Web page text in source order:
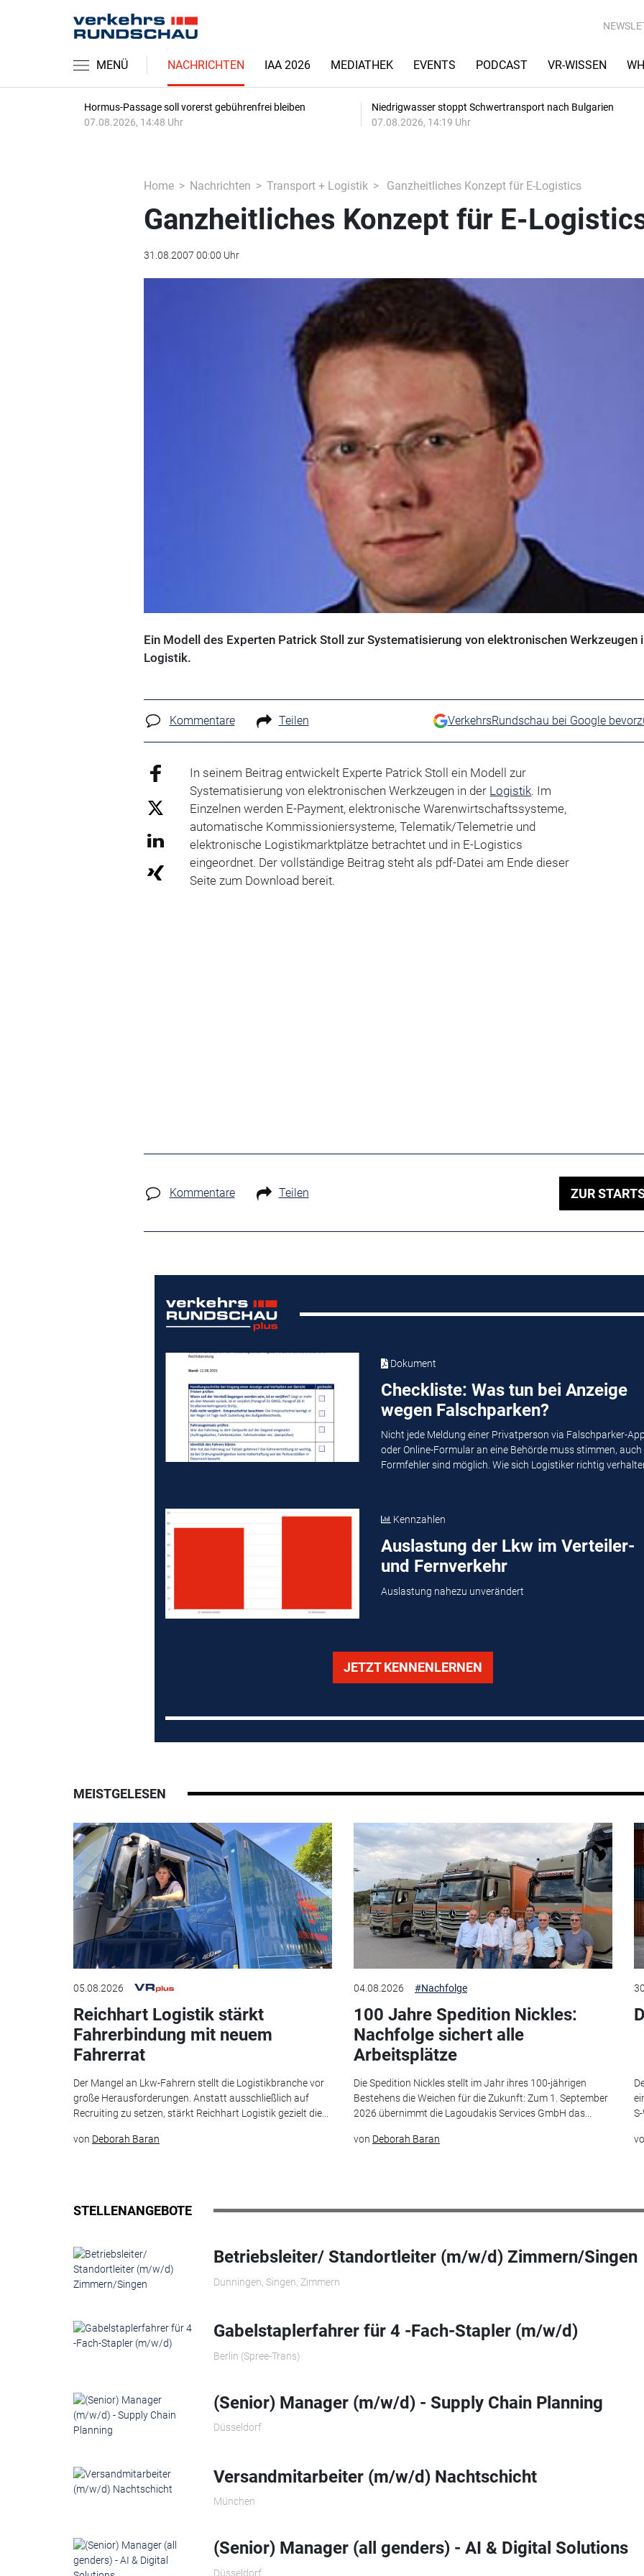
MENÜ NACHRICHTEN IAA 2026 MEDIATHEK EVENTS PODCAST VR-WISSEN
Hormus-Passage soll vorerst gebührenfrei bleiben
07.08.2026, 14:48 Uhr
Niedrigwasser stoppt Schwertransport nach Bulgarien
07.08.2026, 14:19 Uhr
Home Nachrichten Transport + Logistik Ganzheitliches Konzept für E-Logistics
Ganzheitliches Konzept für E-
31.08.2007 00:00 Uhr
Ein Modell des Experten Patrick Stoll zur Systematisierung von elektronischen Werkzeugen
Logistik.
Kommentare Teilen VerkehrsRundschau bei Google
In seinem Beitrag entwickelt Experte Patrick Stoll ein Modell zur
Systematisierung von elektronischen Werkzeugen in der Logistik. Im
Einzelnen werden E-Payment, elektronische Warenwirtschaftssysteme,
automatische Kommissioniersysteme, Telematik/Telemetrie und
elektronische Logistikmarktplätze betrachtet und in E-Logistics
eingeordnet. Der vollständige Beitrag steht als pdf-Datei am Ende dieser
Seite zum Download bereit.
Kommentare Teilen ZUR
Dokument
Checkliste: Was tun bei Anzeige
wegen Falschparken?
Nicht jede Meldung einer Privatperson via Falschparker-
oder Online-Formular an eine Behörde muss stimmen, auch
Formfehler sind möglich. Wie sich Logistiker richtig
Kennzahlen
Auslastung der Lkw im Verteiler-
und Fernverkehr
Auslastung nahezu unverändert
JETZT KENNENLERNEN
MEISTGELESEN
05.08.2026
Reichhart Logistik stärkt
Fahrerbindung mit neuem
Fahrerrat
Der Mangel an Lkw-Fahrern stellt die Logistikbranche vor
große Herausforderungen. Anstatt ausschließlich auf
Recruiting zu setzen, stärkt Reichhart Logistik gezielt die...
von Deborah Baran
04.08.2026 #Nachfolge
100 Jahre Spedition Nickles:
Nachfolge sichert alle
Arbeitsplätze
Die Spedition Nickles stellt im Jahr ihres 100-jährigen
Bestehens die Weichen für die Zukunft: Zum 1. September
2026 übernimmt die Lagoudakis Services GmbH das...
von Deborah Baran
STELLENANGEBOTE
Betriebsleiter/ Standortleiter (m/w/d) Zimmern/Singen
Dunningen, Singen, Zimmern
Gabelstaplerfahrer für 4 -Fach-Stapler (m/w/d)
Berlin (Spree-Trans)
(Senior) Manager (m/w/d) - Supply Chain Planning
Düsseldorf
Versandmitarbeiter (m/w/d) Nachtschicht
München
(Senior) Manager (all genders) - AI & Digital Solutions
Düsseldorf